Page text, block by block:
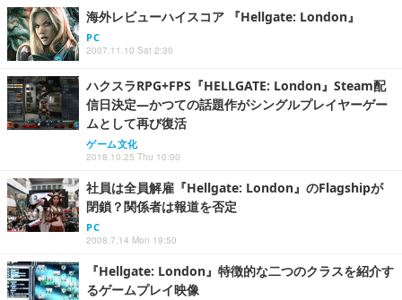
海外レビューハイスコア 『Hellgate: London』
PC
2007.11.10 Sat 2:30
ハクスラRPG+FPS『HELLGATE: London』Steam配
信日決定―かつての話題作がシングルプレイヤーゲー
ムとして再び復活
ゲーム文化
2018.10.25 Thu 10:00
社員は全員解雇『Hellgate: London』のFlagshipが
閉鎖？関係者は報道を否定
PC
2008.7.14 Mon 19:50
『Hellgate: London』特徴的な二つのクラスを紹介す
るゲームプレイ映像